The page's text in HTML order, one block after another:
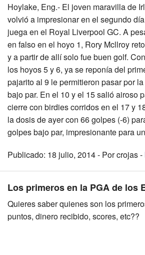
Hoylake, Eng.- El joven maravilla de
volvió a impresionar en el segundo
juega en el Royal Liverpool GC. A
en falso en el hoyo 1, Rory Mcllroy
y a partir de allí solo fue buen golf.
los hoyos 5 y 6, ya se reponía del
pajarito al 9 le permitieron pasar por
bajo par. En el 10 y el 15 salió airoso
cierre con birdies corridos en el 17 y
la dosis de ayer con 66 golpes (-6)
golpes bajo par, impresionante para
Publicado: 18 julio, 2014 - Por crojas -
Los primeros en la PGA de los
Quieres saber quienes son los
puntos, dinero recibido, scores, etc??